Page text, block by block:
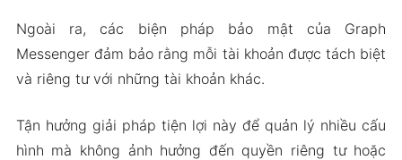
Ngoài ra, các biện pháp bảo mật của Graph
Messenger đảm bảo rằng mỗi tài khoản được tách biệt
và riêng tư với những tài khoản khác.
Tận hưởng giải pháp tiện lợi này để quản lý nhiều cấu
hình mà không ảnh hưởng đến quyền riêng tư hoặc